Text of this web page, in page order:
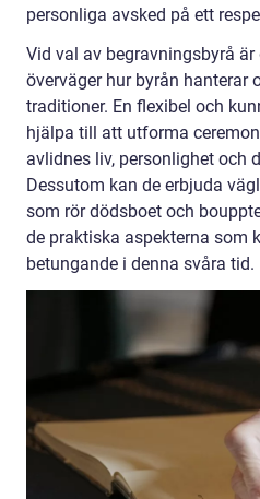
personliga avsked på ett
Vid val av begravningsbyrå
överväger hur byrån hanterar
traditioner. En flexibel och
hjälpa till att utforma
avlidnes liv, personlighet och
Dessutom kan de erbjuda
som rör dödsboet och
de praktiska aspekterna som
betungande i denna svåra tid.